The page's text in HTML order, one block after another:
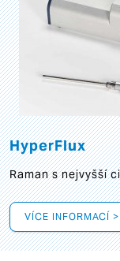
HyperFlux
Raman s nejvyšší
VÍCE INFORMACÍ >